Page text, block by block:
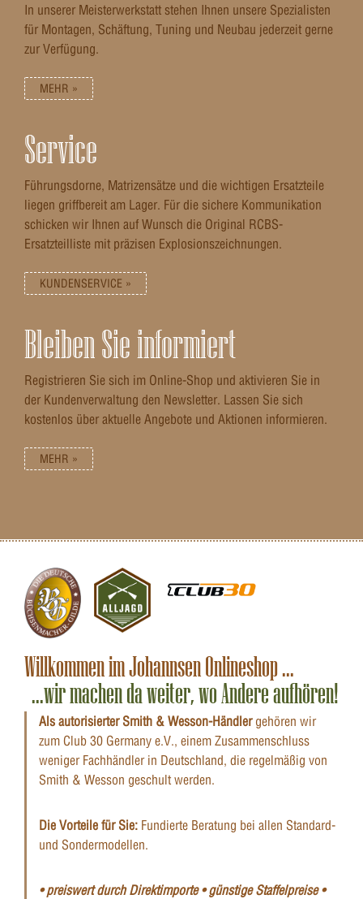
der KRG ARCA Rail XL in Aluminium/Black entscheidest du dich
für eine professionelle, vielseitige und langlebige
Montagemöglichkeit, die dein KRG-System auf ein neues Level
von Flexibilität, Stabilität und Präzision hebt.
In unserer Meisterwerkstatt stehen Ihnen unsere Spezialisten
für Montagen, Schäftung, Tuning und Neubau jederzeit gerne
zur Verfügung.
MEHR »
Service
Führungsdorne, Matrizensätze und die wichtigen Ersatzteile
liegen griffbereit am Lager. Für die sichere Kommunikation
schicken wir Ihnen auf Wunsch die Original RCBS-
Ersatzteilliste mit präzisen Explosionszeichnungen.
KUNDENSERVICE »
Bleiben Sie informiert
Registrieren Sie sich im Online-Shop und aktivieren Sie in
der Kundenverwaltung den Newsletter. Lassen Sie sich
kostenlos über aktuelle Angebote und Aktionen informieren.
MEHR »
Willkommen im Johannsen Onlineshop ...
...wir machen da weiter, wo Andere aufhören!
Als autorisierter Smith & Wesson-Händlergehören wir
zum Club 30 Germany e.V., einem Zusammenschluss
weniger Fachhändler in Deutschland, die regelmäßig von
Smith & Wesson geschult werden.
Die Vorteile für Sie: Fundierte Beratung bei allen Standard-
und Sondermodellen.
• preiswert durch Direktimporte • günstige Staffelpreise •